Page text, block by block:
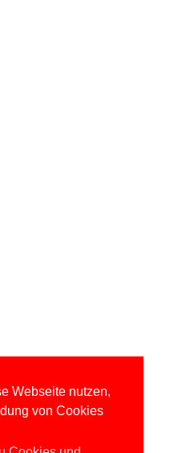
Webseite nutzen,
von Cookies